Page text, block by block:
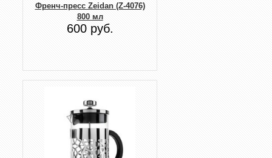
Френч-пресс Zeidan (Z-4076)
800 мл
600 руб.